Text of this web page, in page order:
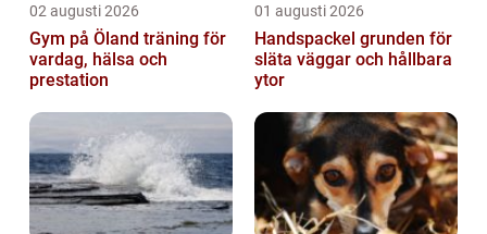
02 augusti 2026
Gym på Öland träning för
vardag, hälsa och
prestation
01 augusti 2026
Handspackel grunden för
släta väggar och hållbara
ytor